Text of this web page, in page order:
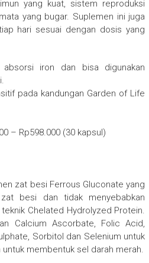
yang kuat, sistem reproduksi
yang bugar. Suplemen ini juga
hari sesuai dengan dosis yang
absorsi iron dan bisa digunakan
pada kandungan Garden of Life
– Rp598.000 (30 kapsul)
zat besi Ferrous Gluconate yang
zat besi dan tidak menyebabkan
Chelated Hydrolyzed Protein.
Calcium Ascorbate, Folic Acid,
Sorbitol dan Selenium untuk
membentuk sel darah merah.